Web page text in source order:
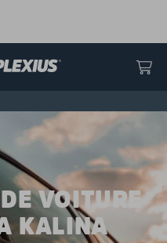
VOITURE
KALINA